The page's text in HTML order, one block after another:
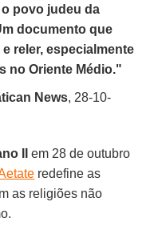
povo judeu da
documento que
reler, especialmente
no Oriente Médio."
News, 28-10-
II
em 28 de outubro
redefine as
as religiões não